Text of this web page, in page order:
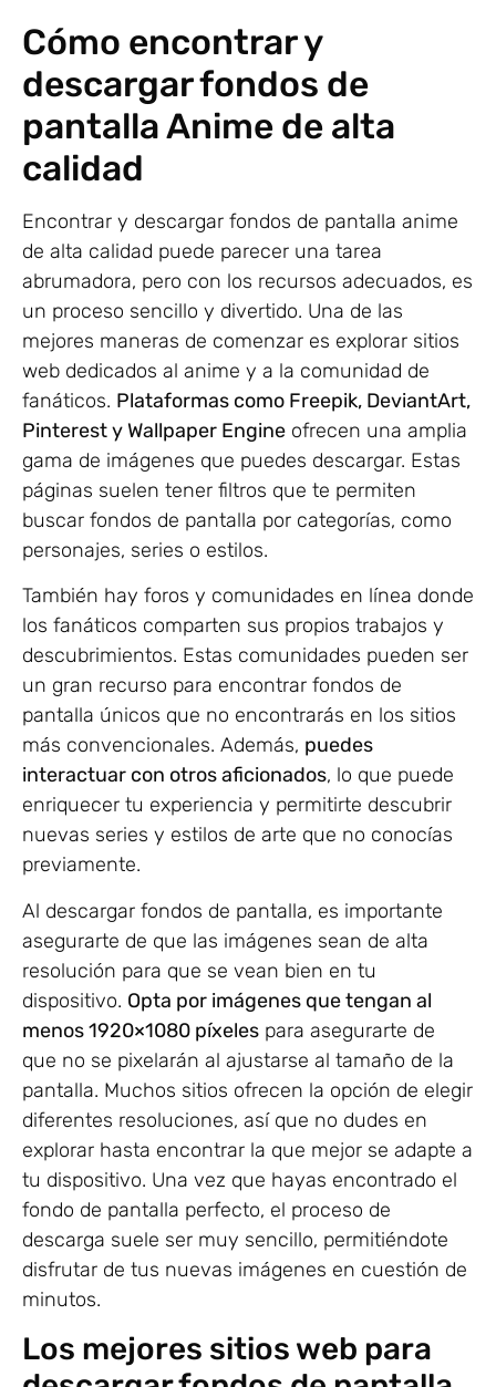
Cómo encontrar y
descargar fondos de
pantalla Anime de alta
calidad
Encontrar y descargar fondos de pantalla anime
de alta calidad puede parecer una tarea
abrumadora, pero con los recursos adecuados, es
un proceso sencillo y divertido. Una de las
mejores maneras de comenzar es explorar sitios
web dedicados al anime y a la comunidad de
fanáticos. Plataformas como Freepik, DeviantArt,
Pinterest y Wallpaper Engine ofrecen una amplia
gama de imágenes que puedes descargar. Estas
páginas suelen tener filtros que te permiten
buscar fondos de pantalla por categorías, como
personajes, series o estilos.
También hay foros y comunidades en línea donde
los fanáticos comparten sus propios trabajos y
descubrimientos. Estas comunidades pueden ser
un gran recurso para encontrar fondos de
pantalla únicos que no encontrarás en los sitios
más convencionales. Además, puedes
interactuar con otros aficionados, lo que puede
enriquecer tu experiencia y permitirte descubrir
nuevas series y estilos de arte que no conocías
previamente.
Al descargar fondos de pantalla, es importante
asegurarte de que las imágenes sean de alta
resolución para que se vean bien en tu
dispositivo. Opta por imágenes que tengan al
menos 1920×1080 píxeles para asegurarte de
que no se pixelarán al ajustarse al tamaño de la
pantalla. Muchos sitios ofrecen la opción de elegir
diferentes resoluciones, así que no dudes en
explorar hasta encontrar la que mejor se adapte a
tu dispositivo. Una vez que hayas encontrado el
fondo de pantalla perfecto, el proceso de
descarga suele ser muy sencillo, permitiéndote
disfrutar de tus nuevas imágenes en cuestión de
minutos.
Los mejores sitios web para